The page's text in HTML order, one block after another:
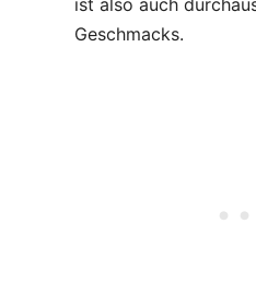
ist also auch
Geschmacks.